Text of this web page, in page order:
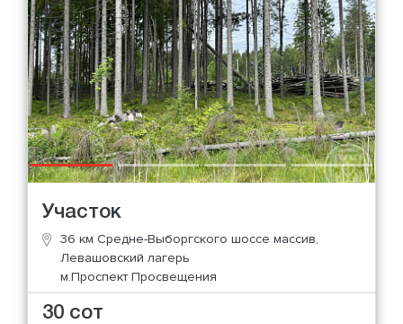
Участок
36 км Средне-Выборгского шоссе массив,
Левашовский лагерь
м.Проспект Просвещения
30 сот